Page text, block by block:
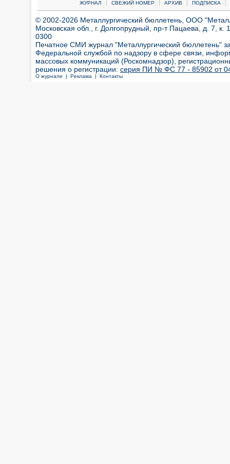
ЖУРНАЛ СВЕЖИЙ НОМЕР АРХИВ ПОДПИСКА
© 2002-2026 Металлургический бюллетень, ООО
Московская обл., г. Долгопрудный, пр-т Пацаева, д. 7,
0300
Печатное СМИ журнал "Металлургический бюллетень"
Федеральной службой по надзору в сфере связи,
массовых коммуникаций (Роскомнадзор),
решения о регистрации: серия ПИ № ФС 77 - 85902 от 04
О журнале | Реклама | Контакты